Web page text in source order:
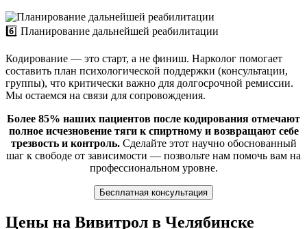
6️⃣ Планирование дальнейшей реабилитации
Кодирование — это старт, а не финиш. Нарколог помогает
составить план психологической поддержки (консультации,
группы), что критически важно для долгосрочной ремиссии.
Мы остаемся на связи для сопровождения.
Более 85% наших пациентов после кодирования отмечают
полное исчезновение тяги к спиртному и возвращают себе
трезвость и контроль.Сделайте этот научно обоснованный
шаг к свободе от зависимости — позвольте нам помочь вам на
профессиональном уровне.
Бесплатная консультация
Цены на Вивитрол в Челябинске